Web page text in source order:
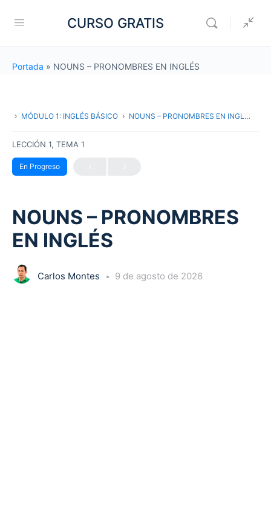
CURSO GRATIS
Portada » NOUNS – PRONOMBRES EN INGLÉS
MÓDULO 1: INGLÉS BÁSICO NOUNS – PRONOMBRES EN INGLÉS
LECCIÓN 1, TEMA 1
En Progreso
NOUNS – PRONOMBRES
EN INGLÉS
Carlos Montes 9 de agosto de 2026